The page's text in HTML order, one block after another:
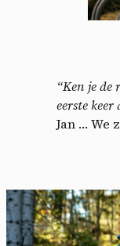
“Ken je de
eerste
Jan … We